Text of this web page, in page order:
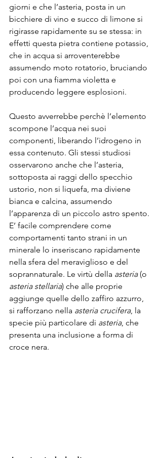
giorni e che l’asteria, posta in un
bicchiere di vino e succo di limone si
rigirasse rapidamente su se stessa: in
effetti questa pietra contiene potassio,
che in acqua si arroventerebbe
assumendo moto rotatorio, bruciando
poi con una fiamma violetta e
producendo leggere esplosioni.
Questo avverrebbe perchè l’elemento
scompone l’acqua nei suoi
componenti, liberando l’idrogeno in
essa contenuto. Gli stessi studiosi
osservarono anche che l’asteria,
sottoposta ai raggi dello specchio
ustorio, non si liquefa, ma diviene
bianca e calcina, assumendo
l’apparenza di un piccolo astro spento.
E’ facile comprendere come
comportamenti tanto strani in un
minerale lo inseriscano rapidamente
nella sfera del meraviglioso e del
soprannaturale. Le virtù della asteria (o
asteria stellaria) che alle proprie
aggiunge quelle dello zaffiro azzurro,
si rafforzano nella asteria crucifera, la
specie più particolare di asteria, che
presenta una inclusione a forma di
croce nera.